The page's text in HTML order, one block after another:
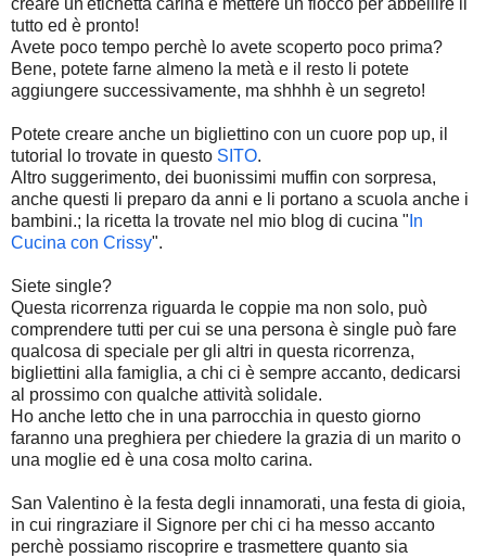
creare un'etichetta carina e mettere un fiocco per abbellire il
tutto ed è pronto!
Avete poco tempo perchè lo avete scoperto poco prima?
Bene, potete farne almeno la metà e il resto li potete
aggiungere successivamente, ma shhhh è un segreto!
Potete creare anche un bigliettino con un cuore pop up, il
tutorial lo trovate in questo SITO.
Altro suggerimento, dei buonissimi muffin con sorpresa,
anche questi li preparo da anni e li portano a scuola anche i
bambini.; la ricetta la trovate nel mio blog di cucina " In
Cucina con Crissy".
Siete single?
Questa ricorrenza riguarda le coppie ma non solo, può
comprendere tutti per cui se una persona è single può fare
qualcosa di speciale per gli altri in questa ricorrenza,
bigliettini alla famiglia, a chi ci è sempre accanto, dedicarsi
al prossimo con qualche attività solidale.
Ho anche letto che in una parrocchia in questo giorno
faranno una preghiera per chiedere la grazia di un marito o
una moglie ed è una cosa molto carina.
San Valentino è la festa degli innamorati, una festa di gioia,
in cui ringraziare il Signore per chi ci ha messo accanto
perchè possiamo riscoprire e trasmettere quanto sia